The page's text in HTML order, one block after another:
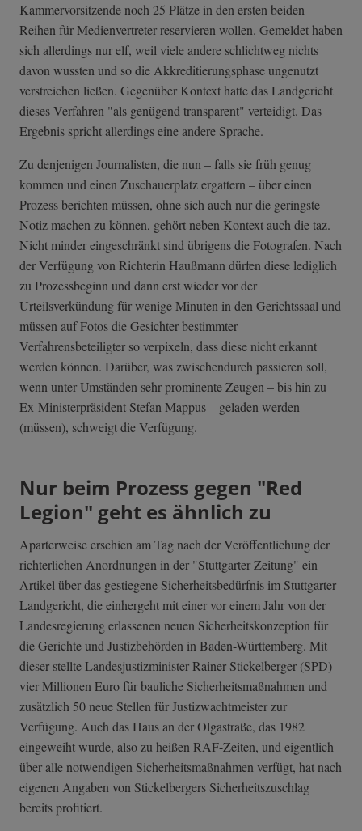
Kammervorsitzende noch 25 Plätze in den ersten beiden
Reihen für Medienvertreter reservieren wollen. Gemeldet haben
sich allerdings nur elf, weil viele andere schlichtweg nichts
davon wussten und so die Akkreditierungsphase ungenutzt
verstreichen ließen. Gegenüber Kontext hatte das Landgericht
dieses Verfahren "als genügend transparent" verteidigt. Das
Ergebnis spricht allerdings eine andere Sprache.
Zu denjenigen Journalisten, die nun – falls sie früh genug
kommen und einen Zuschauerplatz ergattern – über einen
Prozess berichten müssen, ohne sich auch nur die geringste
Notiz machen zu können, gehört neben Kontext auch die taz.
Nicht minder eingeschränkt sind übrigens die Fotografen. Nach
der Verfügung von Richterin Haußmann dürfen diese lediglich
zu Prozessbeginn und dann erst wieder vor der
Urteilsverkündung für wenige Minuten in den Gerichtssaal und
müssen auf Fotos die Gesichter bestimmter
Verfahrensbeteiligter so verpixeln, dass diese nicht erkannt
werden können. Darüber, was zwischendurch passieren soll,
wenn unter Umständen sehr prominente Zeugen – bis hin zu
Ex-Ministerpräsident Stefan Mappus – geladen werden
(müssen), schweigt die Verfügung.
Nur beim Prozess gegen "Red
Legion" geht es ähnlich zu
Aparterweise erschien am Tag nach der Veröffentlichung der
richterlichen Anordnungen in der "Stuttgarter Zeitung" ein
Artikel über das gestiegene Sicherheitsbedürfnis im Stuttgarter
Landgericht, die einhergeht mit einer vor einem Jahr von der
Landesregierung erlassenen neuen Sicherheitskonzeption für
die Gerichte und Justizbehörden in Baden-Württemberg. Mit
dieser stellte Landesjustizminister Rainer Stickelberger (SPD)
vier Millionen Euro für bauliche Sicherheitsmaßnahmen und
zusätzlich 50 neue Stellen für Justizwachtmeister zur
Verfügung. Auch das Haus an der Olgastraße, das 1982
eingeweiht wurde, also zu heißen RAF-Zeiten, und eigentlich
über alle notwendigen Sicherheitsmaßnahmen verfügt, hat nach
eigenen Angaben von Stickelbergers Sicherheitszuschlag
bereits profitiert.